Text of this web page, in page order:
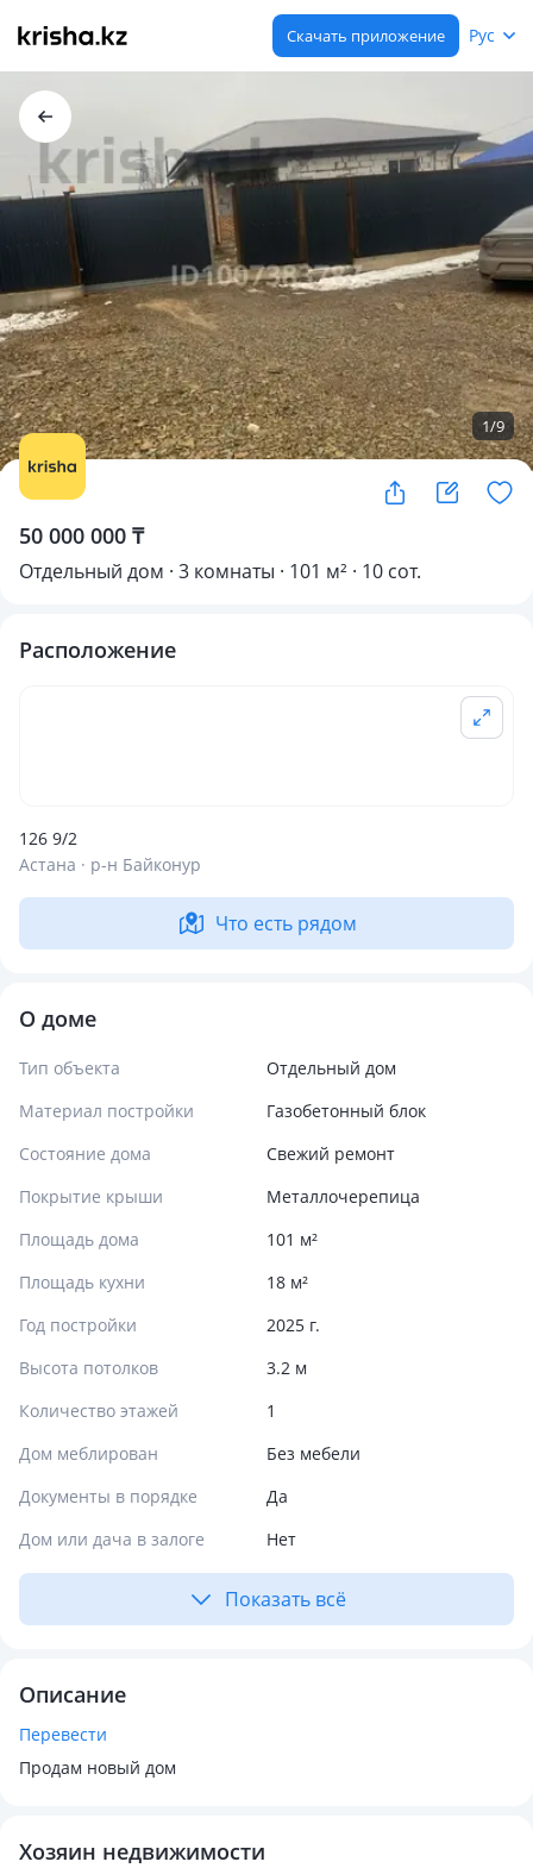
Скачать приложение Рус
1/9
50 000 000 ₸
Отдельный дом · 3 комнаты · 101 м² · 10 сот.
Расположение
126 9/2
Астана · р-н Байконур
Что есть рядом
О доме
Тип объекта
Отдельный дом
Материал постройки
Газобетонный блок
Состояние дома
Свежий ремонт
Покрытие крыши
Металлочерепица
Площадь дома
101 м²
Площадь кухни
18 м²
Год постройки
2025 г.
Высота потолков
3.2 м
Количество этажей
1
Дом меблирован
Без мебели
Документы в порядке
Да
Дом или дача в залоге
Нет
Показать всё
Описание
Перевести
Продам новый дом
Хозяин недвижимости